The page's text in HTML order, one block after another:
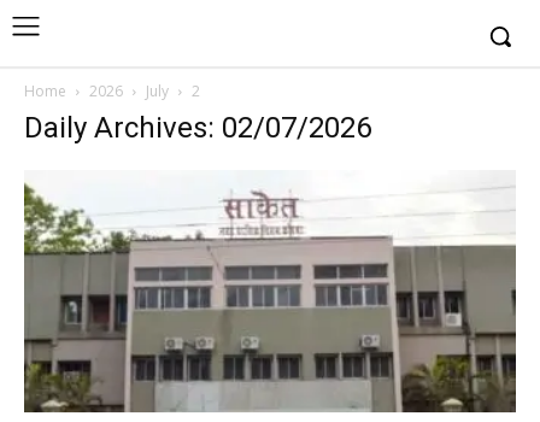
Home 2026 July 2
Daily Archives: 02/07/2026